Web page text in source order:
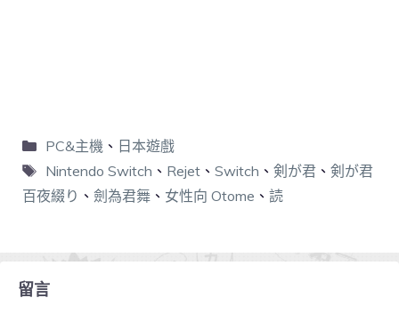
PC&主機、 日本遊戲
Nintendo Switch 、 Rejet、 Switch 、 剣が君、 剣が君
百夜綴り 、 劍為君舞 、 女性向 Otome 、 読
留言